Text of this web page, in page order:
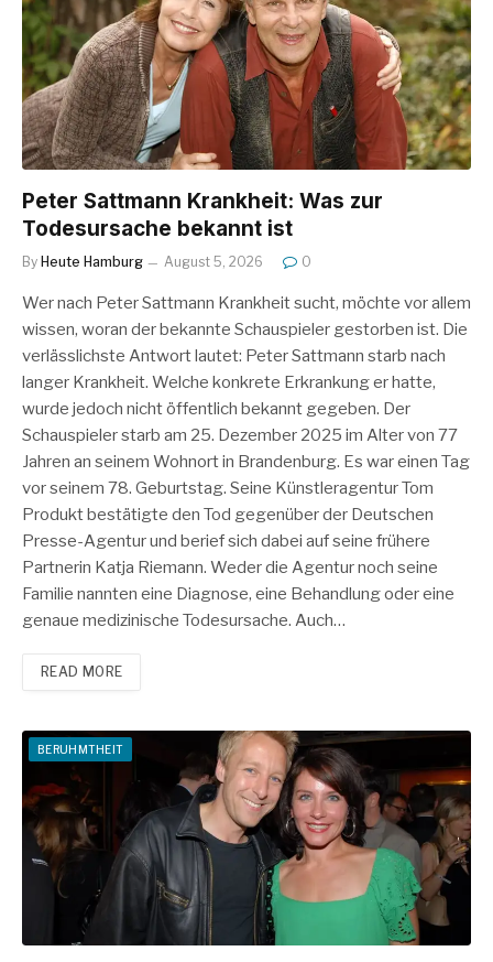
Peter Sattmann Krankheit: Was zur
Todesursache bekannt ist
By Heute Hamburg August 5, 2026 0
Wer nach Peter Sattmann Krankheit sucht, möchte vor allem
wissen, woran der bekannte Schauspieler gestorben ist. Die
verlässlichste Antwort lautet: Peter Sattmann starb nach
langer Krankheit. Welche konkrete Erkrankung er hatte,
wurde jedoch nicht öffentlich bekannt gegeben. Der
Schauspieler starb am 25. Dezember 2025 im Alter von 77
Jahren an seinem Wohnort in Brandenburg. Es war einen Tag
vor seinem 78. Geburtstag. Seine Künstleragentur Tom
Produkt bestätigte den Tod gegenüber der Deutschen
Presse-Agentur und berief sich dabei auf seine frühere
Partnerin Katja Riemann. Weder die Agentur noch seine
Familie nannten eine Diagnose, eine Behandlung oder eine
genaue medizinische Todesursache. Auch…
READ MORE
BERUHMTHEIT